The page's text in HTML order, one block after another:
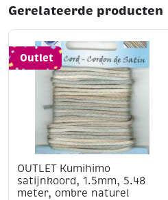
belangrijk zijn.
Gerelateerde producten
Outlet
OUTLET Kumihimo
satijnkoord, 1.5mm, 5.48
meter, ombre naturel